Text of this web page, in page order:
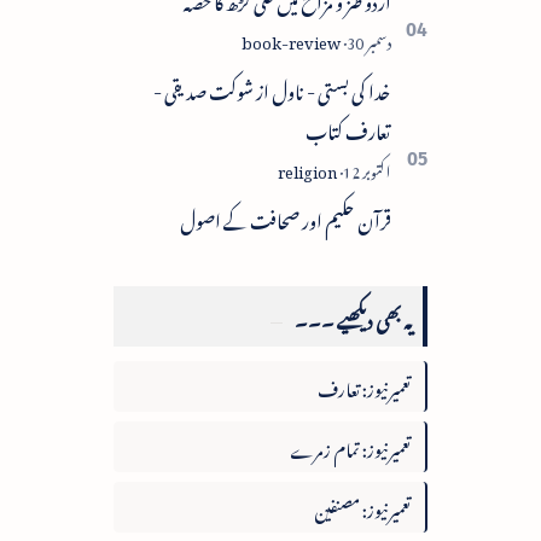
خدا کی بستی - ناول از شوکت صدیقی -
تعارف کتاب
قرآن حکیم اور صحافت کے اصول
یہ بھی دیکھیے ۔۔۔
تعمیرنیوز: تعارف
تعمیرنیوز: تمام زمرے
تعمیرنیوز: مصنفین